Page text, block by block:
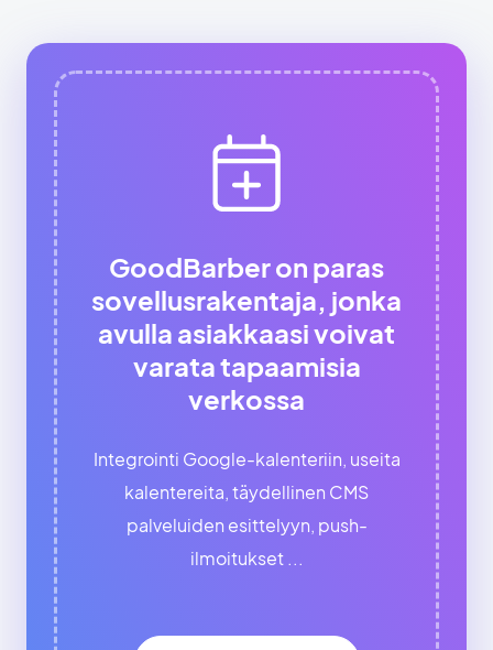
GoodBarber on paras
sovellusrakentaja, jonka
avulla asiakkaasi voivat
varata tapaamisia
verkossa
Integrointi Google-kalenteriin, useita
kalentereita, täydellinen CMS
palveluiden esittelyyn, push-
ilmoitukset ...